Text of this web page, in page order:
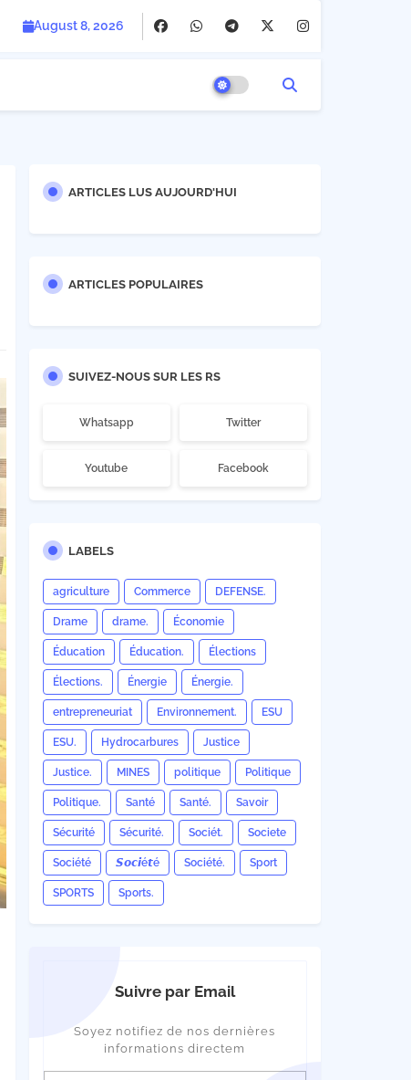
August 8, 2026
ARTICLES LUS AUJOURD'HUI
ARTICLES POPULAIRES
SUIVEZ-NOUS SUR LES RS
Whatsapp Twitter
Youtube Facebook
LABELS
agriculture Commerce DEFENSE.
Drame drame. Économie
Éducation Éducation. Élections
Élections. Énergie Énergie.
entrepreneuriat Environnement. ESU
ESU. Hydrocarbures Justice
Justice. MINES politique Politique
Politique. Santé Santé. Savoir
Sécurité Sécurité. Sociét. Societe
Société 𝙎𝙤𝙘𝙞é𝙩é Société. Sport
SPORTS Sports.
Suivre par Email
Soyez notifiez de nos dernières
informations directem